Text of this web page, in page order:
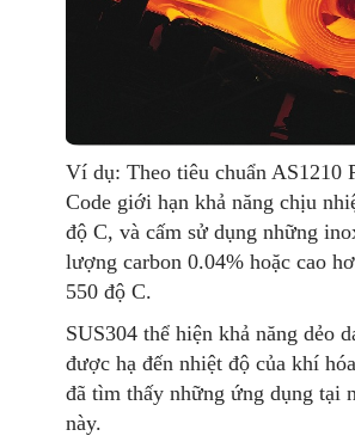
Ví dụ: Theo tiêu chuẩn AS1210
Code giới hạn khả năng chịu
độ C, và cấm sử dụng những
lượng carbon 0.04% hoặc cao
550 độ C.
SUS304 thể hiện khả năng dẻo
được hạ đến nhiệt độ của khí
đã tìm thấy những ứng dụng tại
này.